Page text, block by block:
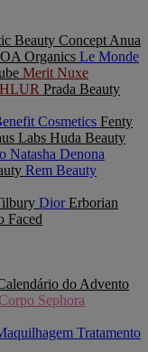
Beauty Concept Anua
Organics Le Monde
Merit Nuxe
Prada Beauty
Cosmetics Fenty
Labs Huda Beauty
Natasha Denona
Rem Beauty
DiorErborian
Faced
do Advento
Sephora
Tratamento